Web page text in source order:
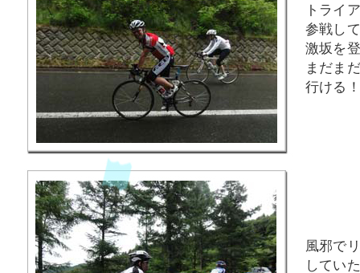
トライ
参戦し
激坂を
まだま
行ける
風邪で
してい